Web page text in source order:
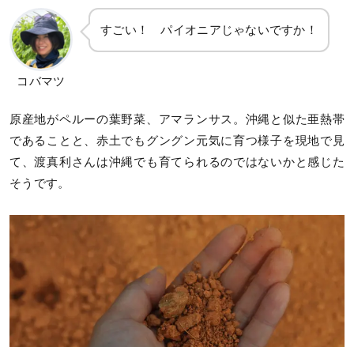
コバマツ
すごい！ パイオニアじゃないですか！
原産地がペルーの葉野菜、アマランサス。沖縄と似た亜熱帯
であることと、赤土でもグングン元気に育つ様子を現地で見
て、渡真利さんは沖縄でも育てられるのではないかと感じた
そうです。